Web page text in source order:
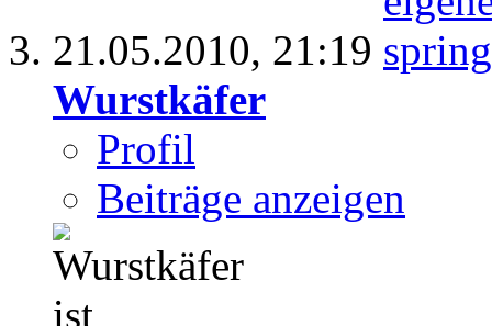
21.05.2010, 21:19
Wurstkäfer
Profil
Beiträge anzeigen